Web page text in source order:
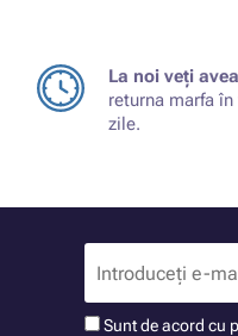
La noi veți
returna marfa
zile.
Sunt de acord cu